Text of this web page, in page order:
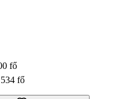
fő
534 fő